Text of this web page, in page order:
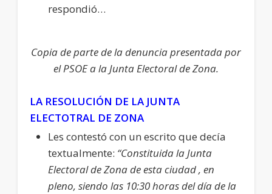
respondió…
Copia de parte de la denuncia presentada por
el PSOE a la Junta Electoral de Zona.
LA RESOLUCIÓN DE LA JUNTA
ELECTOTRAL DE ZONA
Les contestó con un escrito que decía
textualmente: “Constituida la Junta
Electoral de Zona de esta ciudad , en
pleno, siendo las 10:30 horas del día de la